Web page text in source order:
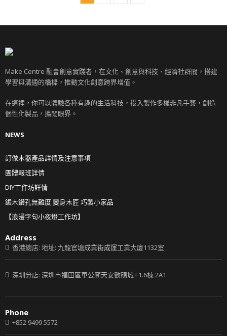
Make Centre 融會創意實踐者，在文化、創意與科技、經濟社群間，搭建
學習與溝通的橋樑，推動文化創意跨界增值。
在這裡，你可以體驗各種有趣的生活科技，投入製作多樣非凡手藝，創造
個性化製品，擴闊眼界。
NEWS
訂做木器產品詳情及注意事項
團體報班詳情
DIY工作坊詳情
鋸木鑽孔無難度 變身木匠 巧製小家品
【浪漫字句小夜燈工作坊】
Address
香港總店: 地址: 九龍官塘成業街成運工業大廈1132室
深圳分店: 深圳市福田區車公廟天安數碼城 F1.6棟 2A1
Phone
+852 9499 5572